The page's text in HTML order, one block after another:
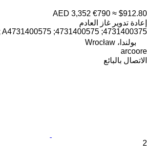
AED 3,352 €790 ≈ $912.80
إعادة تدوير غاز العادم
4731400375; 4731400575; A4731400375; A4731400575;
بولندا، Wrocław
arcoore
الاتصال بالبائع
2